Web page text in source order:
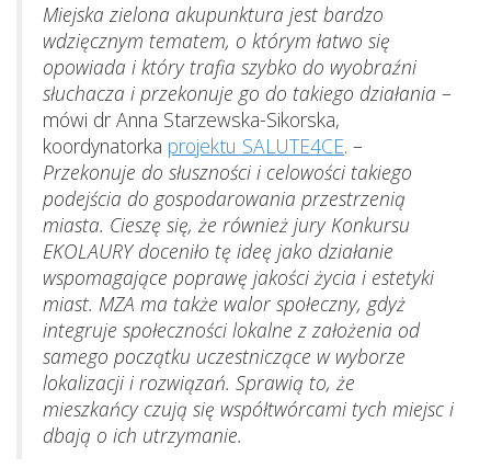
Miejska zielona akupunktura jest bardzo
wdzięcznym tematem, o którym łatwo się
opowiada i który trafia szybko do wyobraźni
słuchacza i przekonuje go do takiego działania –
mówi dr Anna Starzewska-Sikorska,
koordynatorka projektu SALUTE4CE. –
Przekonuje do słuszności i celowości takiego
podejścia do gospodarowania przestrzenią
miasta. Cieszę się, że również jury Konkursu
EKOLAURY doceniło tę ideę jako działanie
wspomagające poprawę jakości życia i estetyki
miast. MZA ma także walor społeczny, gdyż
integruje społeczności lokalne z założenia od
samego początku uczestniczące w wyborze
lokalizacji i rozwiązań. Sprawią to, że
mieszkańcy czują się współtwórcami tych miejsc i
dbają o ich utrzymanie.